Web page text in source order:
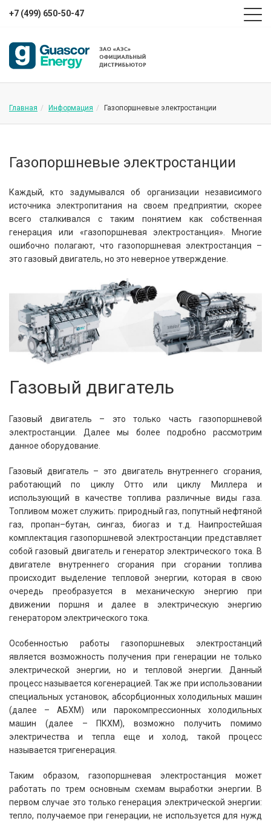
+7 (499) 650-50-47
Главная Информация Газопоршневые электростанции
Газопоршневые электростанции
Каждый, кто задумывался об организации независимого
источника электропитания на своем предприятии, скорее
всего сталкивался с таким понятием как собственная
генерация или «газопоршневая электростанция». Многие
ошибочно полагают, что газопоршневая электростанция –
это газовый двигатель, но это неверное утверждение.
Газовый двигатель
Газовый двигатель – это только часть газопоршневой
электростанции. Далее мы более подробно рассмотрим
данное оборудование.
Газовый двигатель – это двигатель внутреннего сгорания,
работающий по циклу Отто или циклу Миллера и
использующий в качестве топлива различные виды газа.
Топливом может служить: природный газ, попутный нефтяной
газ, пропан–бутан, сингаз, биогаз и т.д. Наипростейшая
комплектация газопоршневой электростанции представляет
собой газовый двигатель и генератор электрического тока. В
двигателе внутреннего сгорания при сгорании топлива
происходит выделение тепловой энергии, которая в свою
очередь преобразуется в механическую энергию при
движении поршня и далее в электрическую энергию
генератором электрического тока.
Особенностью работы газопоршневых электростанций
является возможность получения при генерации не только
электрической энергии, но и тепловой энергии. Данный
процесс называется когенерацией. Так же при использовании
специальных установок, абсорбционных холодильных машин
(далее – АБХМ) или парокомпрессионных холодильных
машин (далее – ПКХМ), возможно получить помимо
электричества и тепла еще и холод, такой процесс
называется тригенерация.
Таким образом, газопоршневая электростанция может
работать по трем основным схемам выработки энергии. В
первом случае это только генерация электрической энергии:
тепло, получаемое при генерации, не используется для нужд